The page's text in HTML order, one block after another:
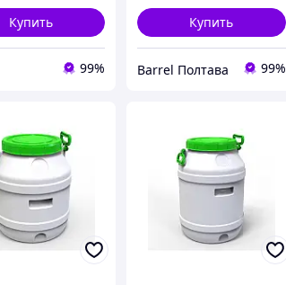
Купить
99%
Купить
Barrel Полтава 99%